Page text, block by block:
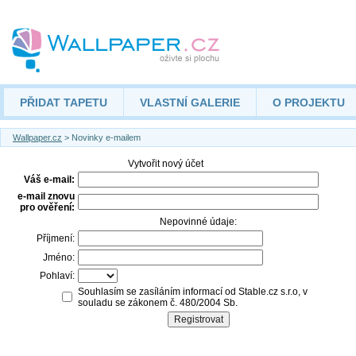
PŘIDAT TAPETU VLASTNÍ GALERIE O PROJEKTU
Wallpaper.cz > Novinky e-mailem